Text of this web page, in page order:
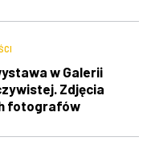
w Galerii
Zdjęcia
fotografów